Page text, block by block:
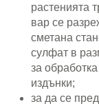
растенията
вар се
сметана
сулфат в
за
издънки;
за да се